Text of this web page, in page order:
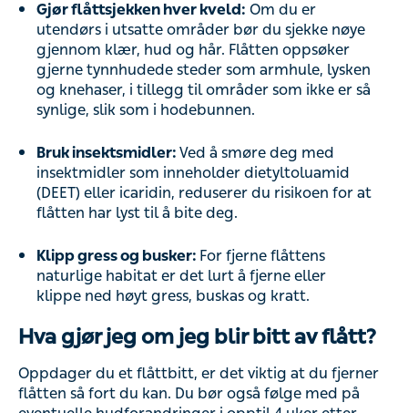
Gjør flåttsjekken hver kveld: Om du er
utendørs i utsatte områder bør du sjekke nøye
gjennom klær, hud og hår. Flåtten oppsøker
gjerne tynnhudede steder som armhule, lysken
og knehaser, i tillegg til områder som ikke er så
synlige, slik som i hodebunnen.
Bruk insektsmidler: Ved å smøre deg med
insektmidler som inneholder dietyltoluamid
(DEET) eller icaridin, reduserer du risikoen for at
flåtten har lyst til å bite deg.
Klipp gress og busker: For fjerne flåttens
naturlige habitat er det lurt å fjerne eller
klippe ned høyt gress, buskas og kratt.
Hva gjør jeg om jeg blir bitt av flått?
Oppdager du et flåttbitt, er det viktig at du fjerner
flåtten så fort du kan. Du bør også følge med på